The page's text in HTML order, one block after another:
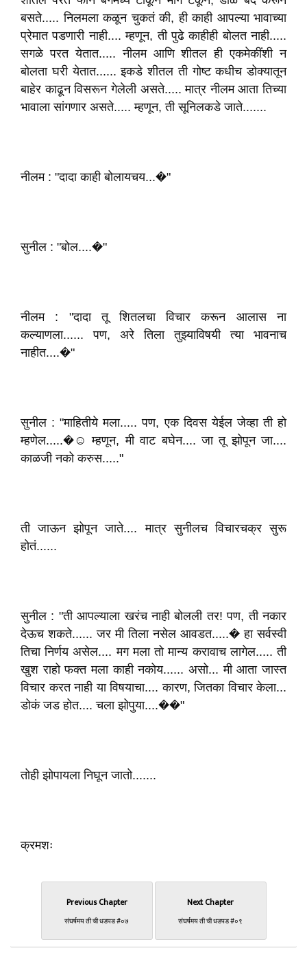
बसते..... निलमला कळून चुकतं की, ही काही आपल्या भावाच्या
प्रेमात पडणारी नाही.... म्हणून, ती पुढे काहीही बोलत नाही.....
सगळे परत येतात..... नीलम आणि शीतल ही एकमेकींशी न
बोलता घरी येतात...... इकडे शीतल ती गोष्ट कधीच डोक्यातून
बाहेर काढून विसरून गेलेली असते..... मात्र नीलम आता तिच्या
भावाला सांगणार असते..... म्हणून, ती सूनिलकडे जाते.......
नीलम : "दादा काही बोलायचय...�"
सुनील : "बोल....�"
नीलम : "दादा तू शितलचा विचार करून आलास ना
कल्याणला...... पण, अरे तिला तुझ्याविषयी त्या भावनाच
नाहीत....�"
सुनील : "माहितीये मला..... पण, एक दिवस येईल जेव्हा ती हो
म्हणेल.....�☺️ म्हणून, मी वाट बघेन.... जा तू झोपून जा....
काळजी नको करुस....."
ती जाऊन झोपून जाते.... मात्र सुनीलच विचारचक्र सुरू
होतं......
सुनील : "ती आपल्याला खरंच नाही बोलली तर! पण, ती नकार
देऊच शकते...... जर मी तिला नसेल आवडत.....� हा सर्वस्वी
तिचा निर्णय असेल.... मग मला तो मान्य करावाच लागेल..... ती
खुश राहो फक्त मला काही नकोय...... असो... मी आता जास्त
विचार करत नाही या विषयाचा.... कारण, जितका विचार केला...
डोकं जड होत.... चला झोपुया....��"
तोही झोपायला निघून जातो.......
क्रमशः
Previous Chapter
संघर्षमय ती ची धडपड #०७
Next Chapter
संघर्षमय ती ची धडपड #०९